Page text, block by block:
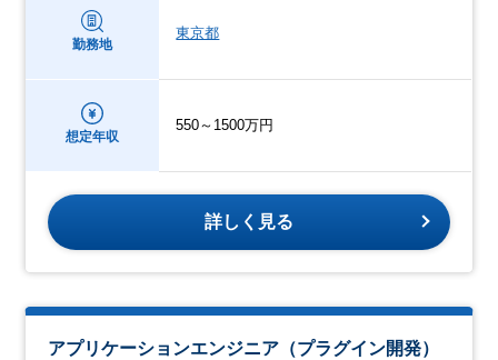
勤務地
東京都
想定年収
550～1500万円
詳しく見る
アプリケーションエンジニア（プラグイン開発）